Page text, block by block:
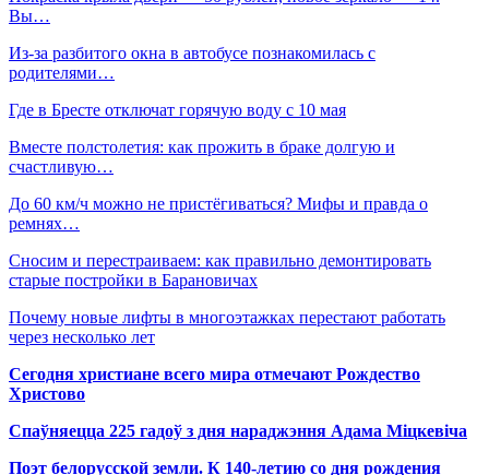
Вы…
Из-за разбитого окна в автобусе познакомилась с
родителями…
Где в Бресте отключат горячую воду с 10 мая
Вместе полстолетия: как прожить в браке долгую и
счастливую…
До 60 км/ч можно не пристёгиваться? Мифы и правда о
ремнях…
Сносим и перестраиваем: как правильно демонтировать
старые постройки в Барановичах
Почему новые лифты в многоэтажках перестают работать
через несколько лет
Сегодня христиане всего мира отмечают Рождество
Христово
Спаўняецца 225 гадоў з дня нараджэння Адама Міцкевіча
Поэт белорусской земли. К 140-летию со дня рождения